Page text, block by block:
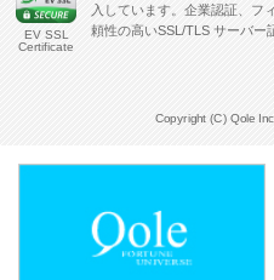
EV SSL
Certificate
入しています。企業認証、フ
頼性の高いSSL/TLS サーバー
Copyright (C) Qole